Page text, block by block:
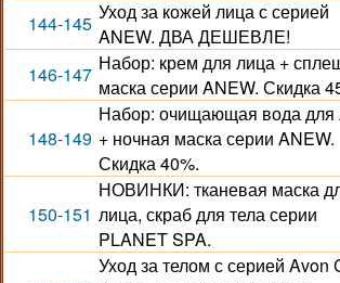
144-145 Уход за кожей лица с серией
ANEW. ДВА ДЕШЕВЛЕ!
146-147 Набор: крем для лица +
маска серии ANEW. Скидка
148-149
Набор: очищающая вода для
+ ночная маска серии ANEW.
Скидка 40%.
150-151
НОВИНКИ: тканевая маска
лица, скраб для тела серии
PLANET SPA.
Уход за телом с серией Avon